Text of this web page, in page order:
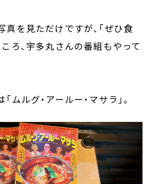
真を見ただけですが、「ぜひ食
ろ、宇多丸さんの番組もやって
ムルグ・アールー・マサラ」。